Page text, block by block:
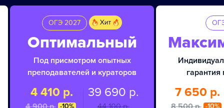
ОГЭ 2027
Оптимальный
Под присмотром опытных
преподавателей и кураторов
4 410 р.
-10%
39 690 р.
гарантия
7 650 р.
-10%